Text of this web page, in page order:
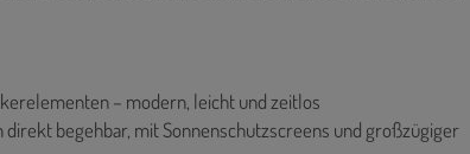
– modern, leicht und zeitlos
begehbar, mit Sonnenschutzscreens und großzügiger